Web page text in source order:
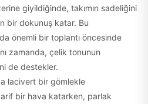
giyildiğinde, takımın sadeliğini
bir dokunuş katar. Bu
önemli bir toplantı öncesinde
zamanda, çelik tonunun
de destekler.
lacivert bir gömlekle
bir hava katarken, parlak